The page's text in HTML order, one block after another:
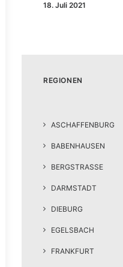
18. Juli 2021
REGIONEN
ASCHAFFENBURG
BABENHAUSEN
BERGSTRASSE
DARMSTADT
DIEBURG
EGELSBACH
FRANKFURT